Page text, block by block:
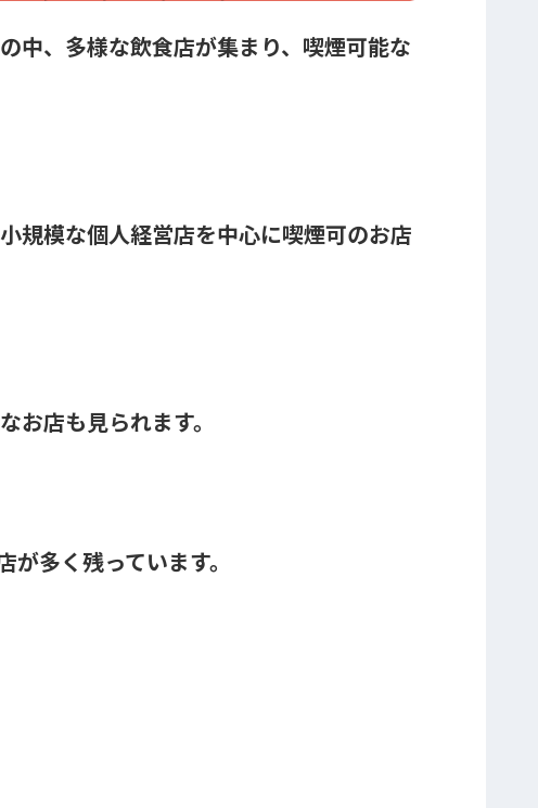
中、多様な飲食店が集まり、喫煙可能な
規模な個人経営店を中心に喫煙可のお店
店も見られます。
多く残っています。